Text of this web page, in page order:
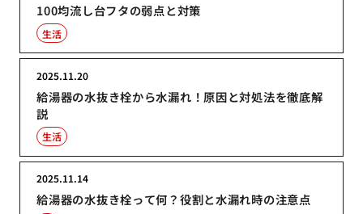
100均流し台フタの弱点と対策
生活
給湯器の水抜き栓から水漏れ！原因と対処法を徹底解
説
2025.11.20
生活
給湯器の水抜き栓って何？役割と水漏れ時の注意点
2025.11.14